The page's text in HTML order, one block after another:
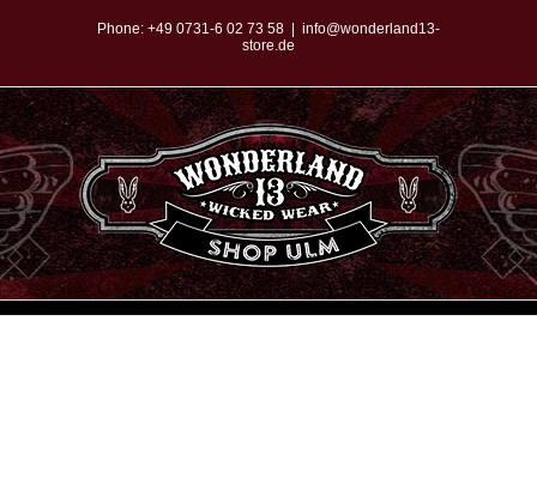
springen
Phone: +49 0731-6 02 73 58
info@wonderland13-
store.de